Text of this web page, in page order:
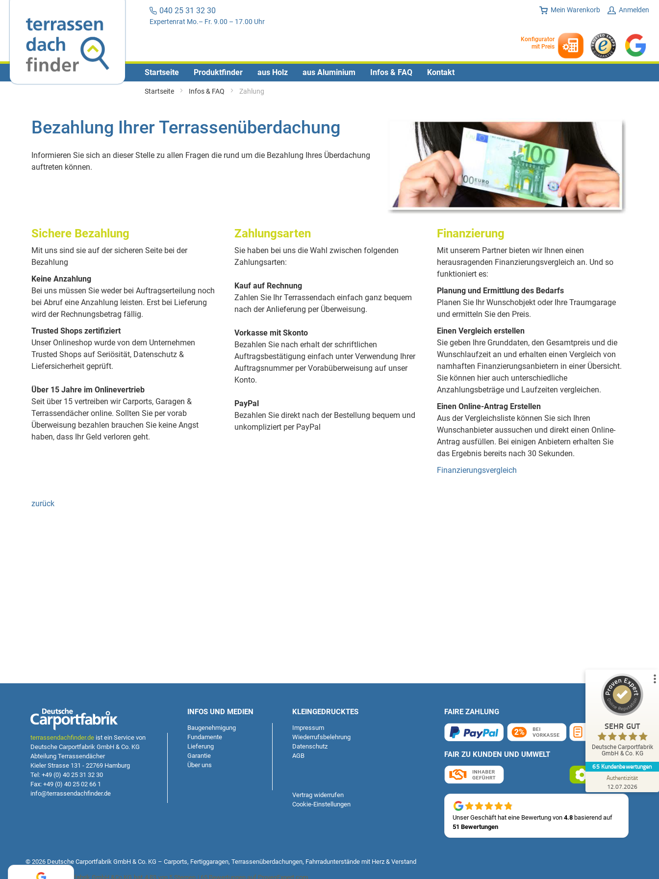
040 25 31 32 30
Expertenrat Mo.– Fr. 9.00 – 17.00 Uhr
Anmelden
Mein Warenkorb
Konfigurator
mit Preis
Startseite Produktfinder aus Holz aus Aluminium Infos & FAQ Kontakt
Startseite Infos & FAQ Zahlung
Bezahlung Ihrer Terrassenüberdachung
Informieren Sie sich an dieser Stelle zu allen Fragen die rund um die Bezahlung Ihres Überdachung
auftreten können.
Sichere Bezahlung
Mit uns sind sie auf der sicheren Seite bei der
Bezahlung
Keine Anzahlung
Bei uns müssen Sie weder bei Auftragserteilung noch
bei Abruf eine Anzahlung leisten. Erst bei Lieferung
wird der Rechnungsbetrag fällig.
Trusted Shops zertifiziert
Unser Onlineshop wurde von dem Unternehmen
Trusted Shops auf Seriösität, Datenschutz &
Liefersicherheit geprüft.
Über 15 Jahre im Onlinevertrieb
Seit über 15 vertreiben wir Carports, Garagen &
Terrassendächer online. Sollten Sie per vorab
Überweisung bezahlen brauchen Sie keine Angst
haben, dass Ihr Geld verloren geht.
Zahlungsarten
Sie haben bei uns die Wahl zwischen folgenden
Zahlungsarten:
Kauf auf Rechnung
Zahlen Sie Ihr Terrassendach einfach ganz bequem
nach der Anlieferung per Überweisung.
Vorkasse mit Skonto
Bezahlen Sie nach erhalt der schriftlichen
Auftragsbestätigung einfach unter Verwendung Ihrer
Auftragsnummer per Vorabüberweisung auf unser
Konto.
PayPal
Bezahlen Sie direkt nach der Bestellung bequem und
unkompliziert per PayPal
Finanzierung
Mit unserem Partner bieten wir Ihnen einen
herausragenden Finanzierungsvergleich an. Und so
funktioniert es:
Planung und Ermittlung des Bedarfs
Planen Sie Ihr Wunschobjekt oder Ihre Traumgarage
und ermitteln Sie den Preis.
Einen Vergleich erstellen
Sie geben Ihre Grunddaten, den Gesamtpreis und die
Wunschlaufzeit an und erhalten einen Vergleich von
namhaften Finanzierungsanbietern in einer Übersicht.
Sie können hier auch unterschiedliche
Anzahlungsbeträge und Laufzeiten vergleichen.
Einen Online-Antrag Erstellen
Aus der Vergleichsliste können Sie sich Ihren
Wunschanbieter aussuchen und direkt einen Online-
Antrag ausfüllen. Bei einigen Anbietern erhalten Sie
das Ergebnis bereits nach 30 Sekunden.
Finanzierungsvergleich
zurück
terrassendachfinder.de ist ein Service von
Deutsche Carportfabrik GmbH & Co. KG
Abteilung Terrassendächer
Kieler Strasse 131 - 22769 Hamburg
Tel: +49 (0) 40 25 31 32 30
Fax: +49 (0) 40 25 02 66 1
info@terrassendachfinder.de
INFOS UND MEDIEN
Baugenehmigung
Fundamente
Lieferung
Garantie
Über uns
KLEINGEDRUCKTES
Impressum
Wiederrufsbelehrung
Datenschutz
AGB
Vertrag widerrufen
Cookie-Einstellungen
FAIRE ZAHLUNG
FAIR ZU KUNDEN UND UMWELT
Unser Geschäft hat eine Bewertung von4.8 basierend auf
51 Bewertungen
© 2026 Deutsche Carportfabrik GmbH & Co. KG – Carports, Fertiggaragen, Terrassenüberdachungen, Fahrradunterstände mit Herz & Verstand
Deutsche Carportfabrik GmbH &Co.KG hat 4,83 von 5 Sternen | 65 Bewertungen auf ProvenExpert.com
SEHR GUT
Deutsche Carportfabrik
GmbH & Co. KG
65 Kundenbewertungen
Authentizität
12.07.2026
14
Bewertungen auf
ProvenExpert.com
51
Blick aufs ProvenExpert-Profil werfen
Eckhard L.
4,80
Kompetente Ansprechpartner sind immer zu
erreichen.